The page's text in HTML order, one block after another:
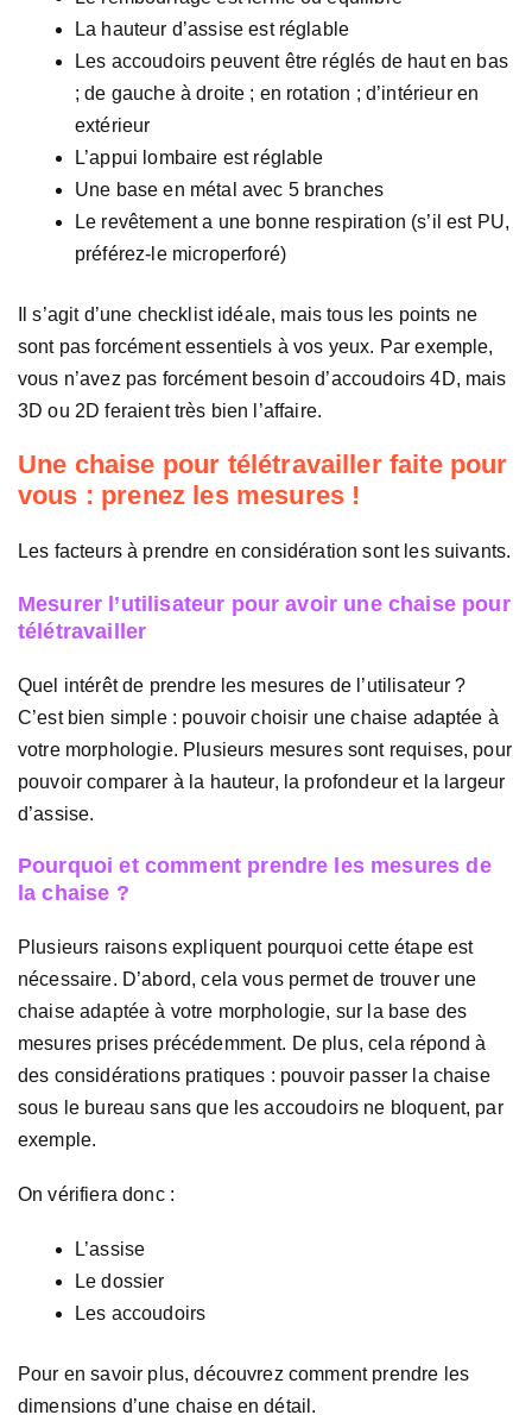
La hauteur d’assise est réglable
Les accoudoirs peuvent être réglés de haut en bas
; de gauche à droite ; en rotation ; d’intérieur en
extérieur
L’appui lombaire est réglable
Une base en métal avec 5 branches
Le revêtement a une bonne respiration (s’il est PU,
préférez-le microperforé)
Il s’agit d’une checklist idéale, mais tous les points ne
sont pas forcément essentiels à vos yeux. Par exemple,
vous n’avez pas forcément besoin d’accoudoirs 4D, mais
3D ou 2D feraient très bien l’affaire.
Une chaise pour télétravailler faite pour
vous : prenez les mesures !
Les facteurs à prendre en considération sont les suivants.
Mesurer l’utilisateur pour avoir une chaise pour
télétravailler
Quel intérêt de prendre les mesures de l’utilisateur ?
C’est bien simple : pouvoir choisir une chaise adaptée à
votre morphologie. Plusieurs mesures sont requises, pour
pouvoir comparer à la hauteur, la profondeur et la largeur
d’assise.
Pourquoi et comment prendre les mesures de
la chaise ?
Plusieurs raisons expliquent pourquoi cette étape est
nécessaire. D’abord, cela vous permet de trouver une
chaise adaptée à votre morphologie, sur la base des
mesures prises précédemment. De plus, cela répond à
des considérations pratiques : pouvoir passer la chaise
sous le bureau sans que les accoudoirs ne bloquent, par
exemple.
On vérifiera donc :
L’assise
Le dossier
Les accoudoirs
Pour en savoir plus, découvrez comment prendre les
dimensions d’une chaise en détail.